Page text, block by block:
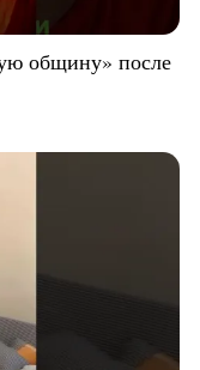
общину» после